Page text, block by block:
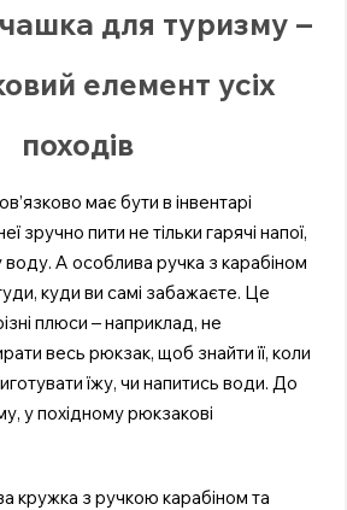
для туризму –
елемент усіх
походів
має бути в інвентарі
зручно пити не тільки гарячі напої,
А особлива ручка з карабіном
куди ви самі забажаєте. Це
плюси – наприклад, не
весь рюкзак, щоб знайти її, коли
їжу, чи напитись води. До
у похідному рюкзакові
кружка з ручкою карабіном та